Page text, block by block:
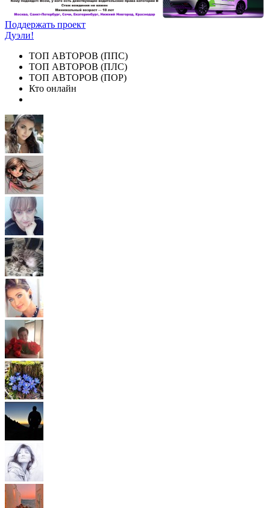
Поддержать проект
Дуэли!
ТОП АВТОРОВ (ППС)
ТОП АВТОРОВ (ПЛС)
ТОП АВТОРОВ (ПОР)
Кто онлайн